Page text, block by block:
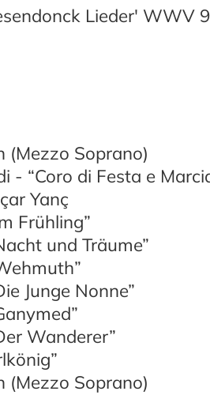
Lieder' WWV
(Mezzo Soprano)
- “Coro di Festa e
Yanç
Frühling”
und Träume”
Junge Nonne”
Wanderer”
(Mezzo Soprano)